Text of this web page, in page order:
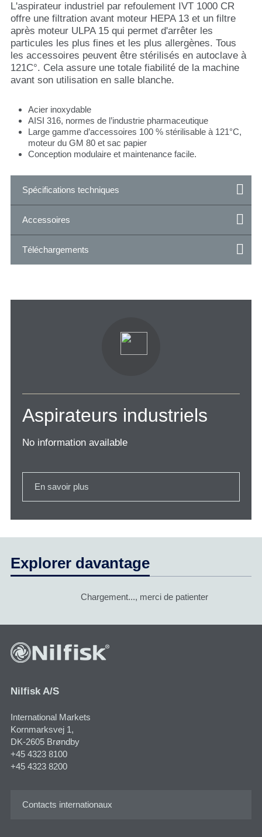
L'aspirateur industriel par refoulement IVT 1000 CR
offre une filtration avant moteur HEPA 13 et un filtre
après moteur ULPA 15 qui permet d'arrêter les
particules les plus fines et les plus allergènes. Tous
les accessoires peuvent être stérilisés en autoclave à
121C°. Cela assure une totale fiabilité de la machine
avant son utilisation en salle blanche.
Acier inoxydable
AISI 316, normes de l’industrie pharmaceutique
Large gamme d’accessoires 100 % stérilisable à 121°C,
moteur du GM 80 et sac papier
Conception modulaire et maintenance facile.
Spécifications techniques
Accessoires
Téléchargements
Aspirateurs industriels
No information available
En savoir plus
Explorer davantage
Chargement..., merci de patienter
Nilfisk A/S
International Markets
Kornmarksvej 1​,
DK-2605 Brøndby
+45 4323 8100
+45 4323 8200
Contacts internationaux